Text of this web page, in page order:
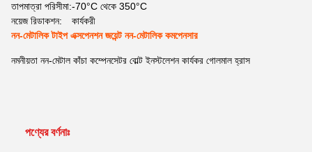
তাপমাত্রা পরিসীমা:-70°C থেকে 350°C
নয়েজ রিডাকশন:
কার্যকরী
নন-মেটালিক টাইপ এক্সপেনশন জয়েন্ট নন-মেটালিক কমপেনসার
নমনীয়তা নন-মেটাল কাঁচা কম্পেনসেটর বোল্ট ইনস্টলেশন কার্যকর গোলমাল হ্রাস
পণ্যের বর্ণনাঃ